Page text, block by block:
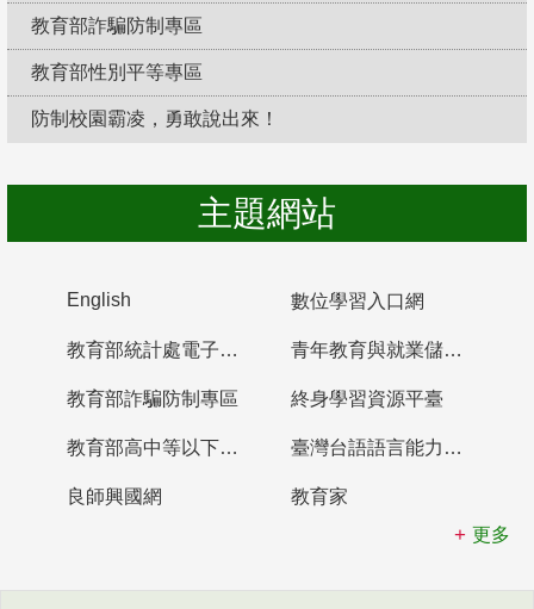
教育部詐騙防制專區
教育部性別平等專區
防制校園霸凌，勇敢說出來！
主題網站
English 數位學習入口網
教育部統計處電子書櫃 青年教育與就業儲蓄帳戶
教育部詐騙防制專區 終身學習資源平臺
教育部高中等以下學校及幼兒園教師資格檢定考試 臺灣台語語言能力認證網站
良師興國網
教育家
更多